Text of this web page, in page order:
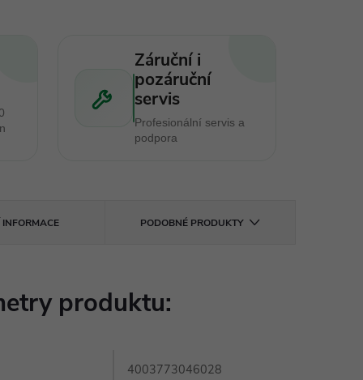
Záruční i
pozáruční
servis
Profesionální servis a
podpora
PODOBNÉ PRODUKTY
produktu:
4003773046028